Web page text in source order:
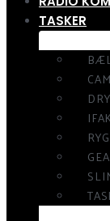
TASKER